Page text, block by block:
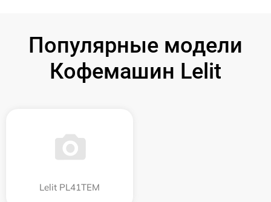
Популярные модели
Кофемашин Lelit
Lelit PL41TEM